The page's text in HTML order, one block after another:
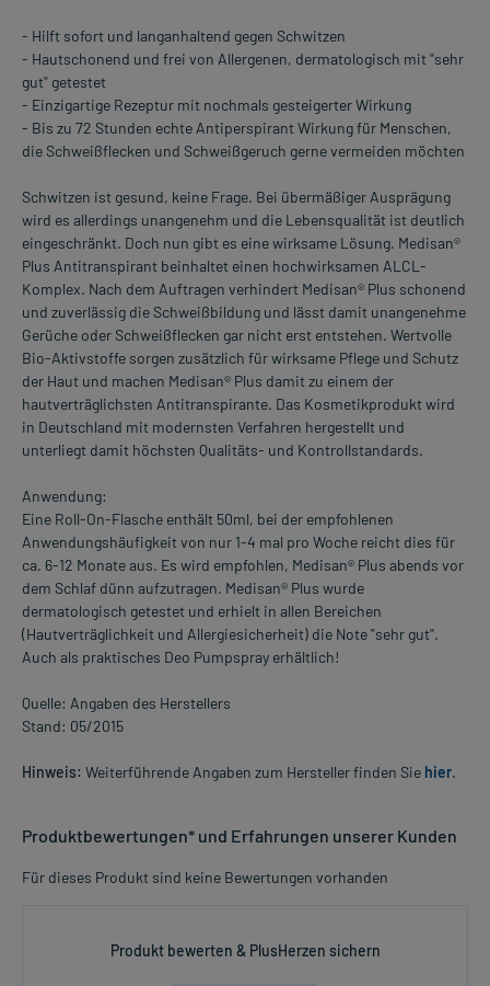
- Hilft sofort und langanhaltend gegen Schwitzen
- Hautschonend und frei von Allergenen, dermatologisch mit "sehr
gut" getestet
- Einzigartige Rezeptur mit nochmals gesteigerter Wirkung
- Bis zu 72 Stunden echte Antiperspirant Wirkung für Menschen,
die Schweißflecken und Schweißgeruch gerne vermeiden möchten
Schwitzen ist gesund, keine Frage. Bei übermäßiger Ausprägung
wird es allerdings unangenehm und die Lebensqualität ist deutlich
eingeschränkt. Doch nun gibt es eine wirksame Lösung. Medisan®
Plus Antitranspirant beinhaltet einen hochwirksamen ALCL-
Komplex. Nach dem Auftragen verhindert Medisan® Plus schonend
und zuverlässig die Schweißbildung und lässt damit unangenehme
Gerüche oder Schweißflecken gar nicht erst entstehen. Wertvolle
Bio-Aktivstoffe sorgen zusätzlich für wirksame Pflege und Schutz
der Haut und machen Medisan® Plus damit zu einem der
hautverträglichsten Antitranspirante. Das Kosmetikprodukt wird
in Deutschland mit modernsten Verfahren hergestellt und
unterliegt damit höchsten Qualitäts- und Kontrollstandards.
Anwendung:
Eine Roll-On-Flasche enthält 50ml, bei der empfohlenen
Anwendungshäufigkeit von nur 1-4 mal pro Woche reicht dies für
ca. 6-12 Monate aus. Es wird empfohlen, Medisan® Plus abends vor
dem Schlaf dünn aufzutragen. Medisan® Plus wurde
dermatologisch getestet und erhielt in allen Bereichen
(Hautverträglichkeit und Allergiesicherheit) die Note "sehr gut".
Auch als praktisches Deo Pumpspray erhältlich!
Quelle: Angaben des Herstellers
Stand: 05/2015
Hinweis: Weiterführende Angaben zum Hersteller finden Sie hier.
Produktbewertungen* und Erfahrungen unserer Kunden
Für dieses Produkt sind keine Bewertungen vorhanden
Produkt bewerten & PlusHerzen sichern